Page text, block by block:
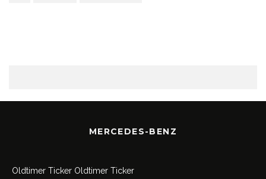
MERCEDES-BENZ
Oldtimer Ticker Oldtimer Ticker